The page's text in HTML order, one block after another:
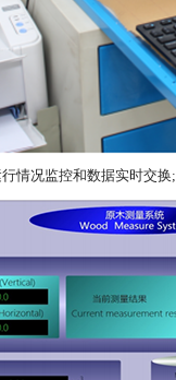
情况监控和数据实时交换;